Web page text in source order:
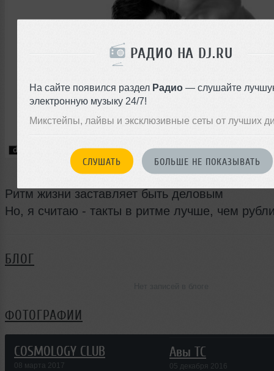
РАДИО НА DJ.RU
На сайте появился раздел Радио — слушайте
электронную музыку 24/7!
Микстейпы, лайвы и эксклюзивные сеты от лучших
СЛУШАТЬ БОЛЬШЕ НЕ ПОКАЗЫВАТЬ
Ритм жизни заставляет быть деловым
Но, я считаю - такты в ритме лучше, чем
БЛОГ
ФОТОГРАФИИ
COSMOLOGY CLUB
08 марта 2017
Авы TC
05 декабря 2016